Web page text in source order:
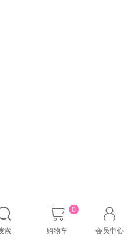
索

购物车
0 
会员中心